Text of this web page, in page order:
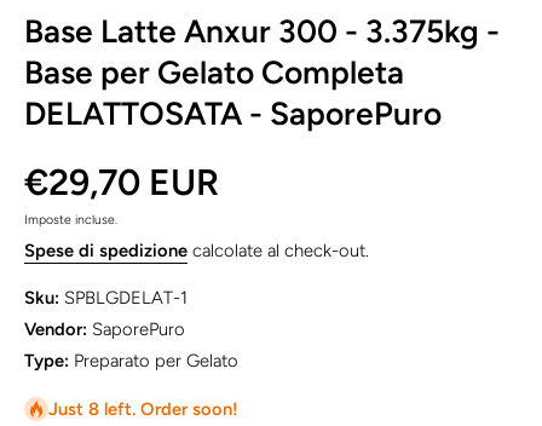
Base Latte Anxur 300 - 3.375kg -
Base per Gelato Completa
DELATTOSATA - SaporePuro
€29,70 EUR
Imposte incluse.
Spese di spedizione calcolate al check-out.
Sku: SPBLGDELAT-1
Vendor: SaporePuro
Type: Preparato per Gelato
Just 8 left. Order soon!